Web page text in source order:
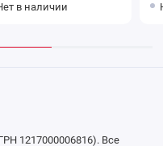
в наличии
1217000006816). Все